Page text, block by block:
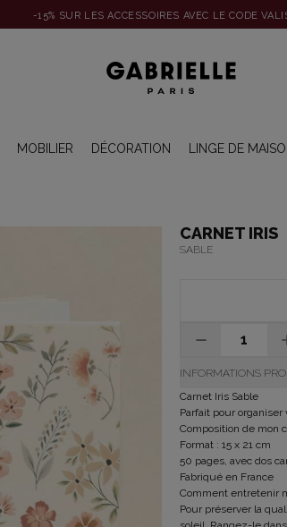
-15% SUR LES ACCESSOIRES AVEC LE CODE
MOBILIER DÉCORATION LINGE DE
CARNET IRIS
SABLE
INFORMATIONS
Carnet Iris Sable
Parfait pour
Composition de mon
Format : 15 x 21 cm
50 pages, avec dos
Fabriqué en France
Comment entretenir
Pour préserver la